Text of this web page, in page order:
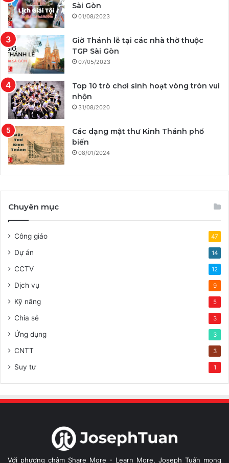
Sài Gòn
01/08/2023
Giờ Thánh lễ tại các nhà thờ thuộc
TGP Sài Gòn
07/05/2023
Top 10 trò chơi sinh hoạt vòng tròn vui
nhộn
31/08/2020
Các dạng mật thư Kinh Thánh phổ
biến
08/01/2024
Chuyên mục
Công giáo 47
Dự án 14
CCTV 12
Dịch vụ 9
Kỹ năng 5
Chia sẻ 3
Ứng dụng 3
CNTT 3
Suy tư 1
Với phương châm Share More - Learn More, Joseph Tuấn mong